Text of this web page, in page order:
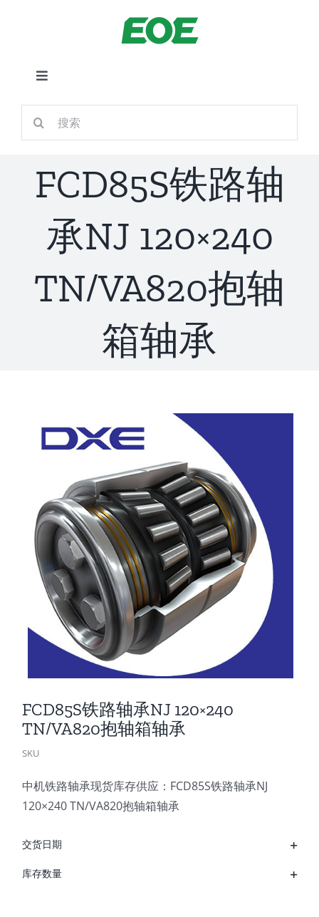
切
换
导
航
首页
铁路应用
新闻
FCD85S铁路轴
承NJ 120×240
TN/VA820抱轴
箱轴承
FCD85S铁路轴承NJ 120×240
TN/VA820抱轴箱轴承
SKU
中机铁路轴承现货库存供应：FCD85S铁路轴承NJ
120×240 TN/VA820抱轴箱轴承
交货日期
库存数量